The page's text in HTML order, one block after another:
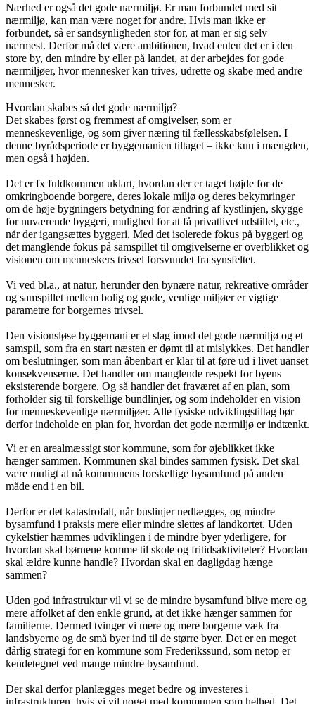
Nærhed er også det gode nærmiljø. Er man forbundet med sit
nærmiljø, kan man være noget for andre. Hvis man ikke er
forbundet, så er sandsynligheden stor for, at man er sig selv
nærmest. Derfor må det være ambitionen, hvad enten det er i den
store by, den mindre by eller på landet, at der arbejdes for gode
nærmiljøer, hvor mennesker kan trives, udrette og skabe med andre
mennesker.
Hvordan skabes så det gode nærmiljø?
Det skabes først og fremmest af omgivelser, som er
menneskevenlige, og som giver næring til fællesskabsfølelsen. I
denne byrådsperiode er byggemanien tiltaget – ikke kun i mængden,
men også i højden.
Det er fx fuldkommen uklart, hvordan der er taget højde for de
omkringboende borgere, deres lokale miljø og deres bekymringer
om de høje bygningers betydning for ændring af kystlinjen, skygge
for nuværende byggeri, mulighed for at få privatlivet udstillet, etc.,
når der igangsættes byggeri. Med det isolerede fokus på byggeri og
det manglende fokus på samspillet til omgivelserne er overblikket og
visionen om menneskers trivsel forsvundet fra synsfeltet.
Vi ved bl.a., at natur, herunder den bynære natur, rekreative områder
og samspillet mellem bolig og gode, venlige miljøer er vigtige
parametre for borgernes trivsel.
Den visionsløse byggemani er et slag imod det gode nærmiljø og et
samspil, som fra en start næsten er dømt til at mislykkes. Det handler
om beslutninger, som man åbenbart er klar til at føre ud i livet uanset
konsekvenserne. Det handler om manglende respekt for byens
eksisterende borgere. Og så handler det fraværet af en plan, som
forholder sig til forskellige bundlinjer, og som indeholder en vision
for menneskevenlige nærmiljøer. Alle fysiske udviklingstiltag bør
derfor indeholde en plan for, hvordan det gode nærmiljø er indtænkt.
Vi er en arealmæssigt stor kommune, som for øjeblikket ikke
hænger sammen. Kommunen skal bindes sammen fysisk. Det skal
være muligt at nå kommunens forskellige bysamfund på anden
måde end i en bil.
Derfor er det katastrofalt, når buslinjer nedlægges, og mindre
bysamfund i praksis mere eller mindre slettes af landkortet. Uden
cykelstier hæmmes udviklingen i de mindre byer yderligere, for
hvordan skal børnene komme til skole og fritidsaktiviteter? Hvordan
skal ældre kunne handle? Hvordan skal en dagligdag hænge
sammen?
Uden god infrastruktur vil vi se de mindre bysamfund blive mere og
mere affolket af den enkle grund, at det ikke hænger sammen for
familierne. Dermed tvinger vi mere og mere borgerne væk fra
landsbyerne og de små byer ind til de større byer. Det er en meget
dårlig strategi for en kommune som Frederikssund, som netop er
kendetegnet ved mange mindre bysamfund.
Der skal derfor planlægges meget bedre og investeres i
infrastrukturen, hvis vi vil noget med kommunen som helhed. Det